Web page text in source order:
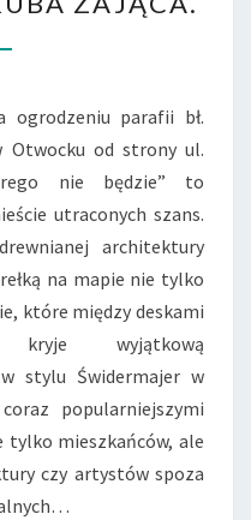
ogrodzeniu parafii bł.
Otwocku od strony ul.
nie będzie” to
utraconych szans.
architektury
na mapie nie tylko
które między deskami
kryje wyjątkową
stylu Świdermajer w
popularniejszymi
mieszkańców, ale
czy artystów spoza